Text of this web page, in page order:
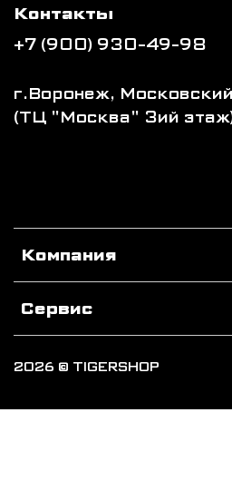
Компания
Сервис
Контакты
+7 (900) 930-49-98
г.Воронеж,
(ТЦ "Москва" 3ий
2026 © TIGERSHOP